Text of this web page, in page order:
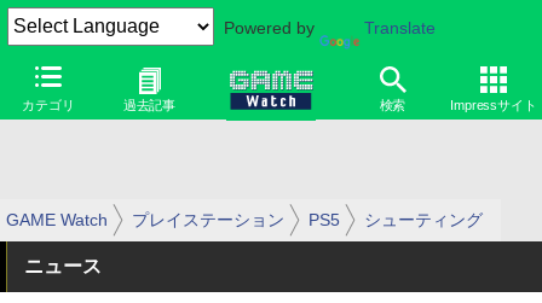
Powered by Translate
カテゴリ 過去記事 検索 Impressサイト
GAME Watch プレイステーション PS5 シューティング
ニュース